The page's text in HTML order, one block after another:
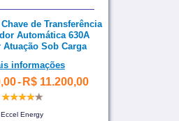
de Transferência
Automática 630A
Atuação Sob Carga
informações
- R$ 11.200,00
Eccel Energy